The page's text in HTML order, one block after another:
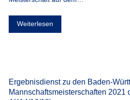
Weiterlesen
Ergebnisdienst zu den Baden-
Mannschaftsmeisterschaften 2021